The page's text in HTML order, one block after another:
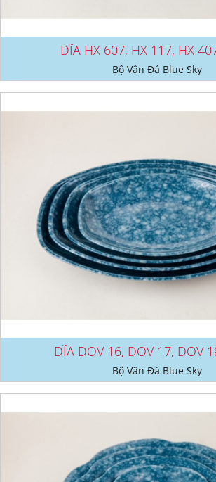
DĨA HX 607, HX 117, HX
Bộ Vân Đá Blue Sky
DĨA DOV 16, DOV 17, DOV
Bộ Vân Đá Blue Sky